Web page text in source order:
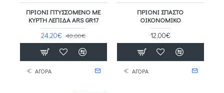
ΠΡΙΌΝΙ ΠΤΥΣΣΌΜΕΝΟ ΜΕ
ΚΥΡΤΉ ΛΕΠΊΔΑ ARS GR17
24,20€ 40,00€
ΑΓΟΡΑ
ΠΡΙΌΝΙ ΣΠΑΣΤΌ
ΟΙΚΟΝΟΜΙΚΌ
12,00€
ΑΓΟΡΑ